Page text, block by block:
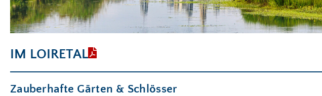
IM LOIRETAL
Zauberhafte Gärten & Schlösser